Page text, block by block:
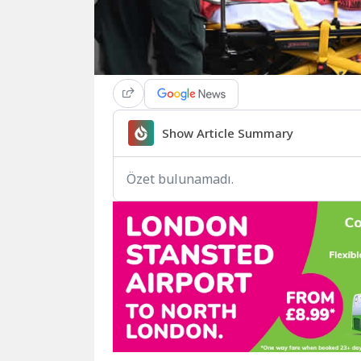
Show Article Summary
Özet bulunamadı.